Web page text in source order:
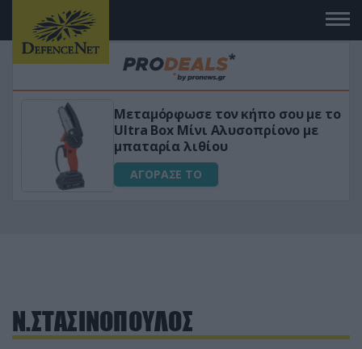
Μεταμόρφωσε τον κήπο σου με το
Ultra Box Μίνι Αλυσοπρίονο με
μπαταρία λιθίου
ΑΓΟΡΑΣΕ ΤΟ
Ν.ΣΤΑΣΙΝΟΠΟΥΛΟΣ